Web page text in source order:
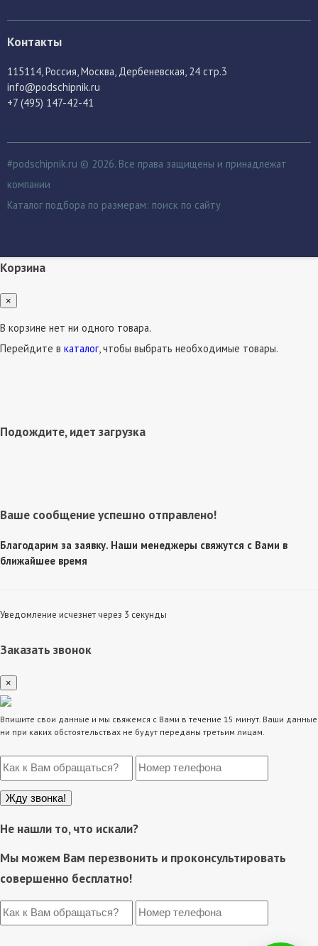
Контакты
115114, Россия,Москва, Дербеневская, 24 стр.3
info@podschipnik.ru
+7 (495) 147-42-41
#podschipnik.ru © 2026. Все права защищены и принадлежат
компании
Каталог подбора по размерам: поиск по сайту
Корзина
×
В корзине нет ни одного товара.
Перейдите в каталог, чтобы выбрать необходимые товары.
Подождите, идет загрузка
Ваше сообщение успешно отправлено!
Благодарим за заявку. Наши менеджеры свяжутся с Вами в
ближайшее время
Уведомление исчезнет через 3 секунды
Заказать звонок
×
Впишите свои данные и мы свяжемся с Вами в течение 15 минут. Ваши данные
ни при каких обстоятельствах не будут переданы третьим лицам.
Не нашли то, что искали?
Мы можем Вам перезвонить и проконсультировать
совершенно бесплатно!